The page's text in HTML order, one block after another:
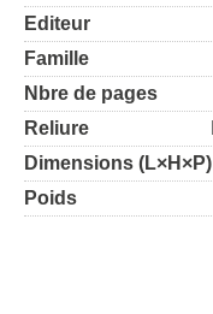
Editeur
Famille
Nbre de pages
Reliure
Dimensions (L×H×P)
Poids